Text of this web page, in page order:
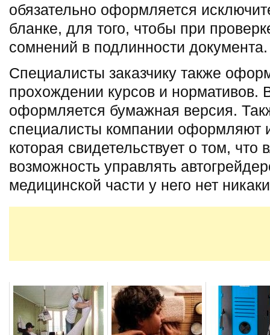
обязательно оформляется
бланке, для того, чтобы при
сомнений в подлинности документа.
Специалисты заказчику также
прохождении курсов и нормативов.
оформляется бумажная версия.
специалисты компании оформляют
которая свидетельствует о том,
возможность управлять
медицинской части у него нет